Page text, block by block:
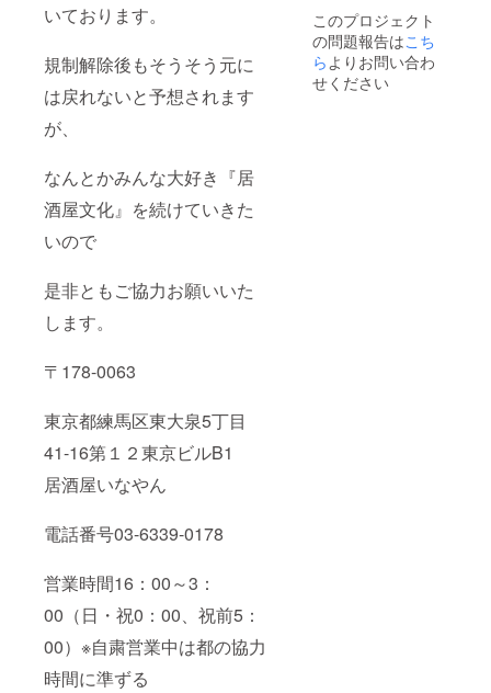
いております。
規制解除後もそうそう元に
は戻れないと予想されます
が、
なんとかみんな大好き『居
酒屋文化』を続けていきた
いので
是非ともご協力お願いいた
します。
〒178-0063
東京都練馬区東大泉5丁目
41-16第１２東京ビルB1
居酒屋いなやん
電話番号03-6339-0178
営業時間16：00～3：
00（日・祝0：00、祝前5：
00）※自粛営業中は都の協力
時間に準ずる
てお知
らせし
ます）
https://
www.fa
ロナの
収束時
期で延
長の場
合はＳ
このプロジェクト
の問題報告はこち
ら よりお問い合わ
せください